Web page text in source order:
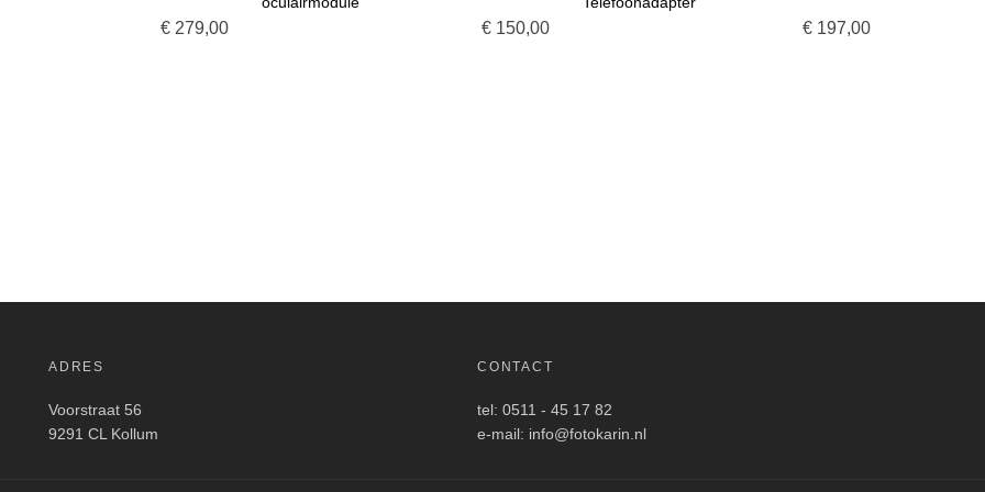
€ 279,00 € 150,00
VOEG TOE AAN WINKELMANDJE
€ 197,00
ADRES
Voorstraat 56
9291 CL Kollum
CONTACT
tel: 0511 - 45 17 82
e-mail: info@fotokarin.nl